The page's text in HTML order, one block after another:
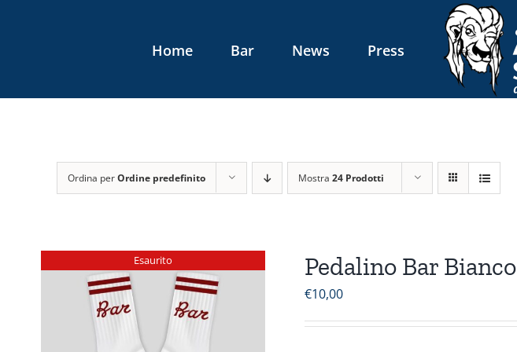
Home Bar News Press
Ordina perOrdine predefinito Mostra 24 Prodotti
Esaurito Pedalino Bar Bianco
€10,00